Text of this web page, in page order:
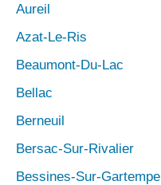
Aureil
Azat-Le-Ris
Beaumont-Du-Lac
Bellac
Berneuil
Bersac-Sur-Rivalier
Bessines-Sur-Gartempe